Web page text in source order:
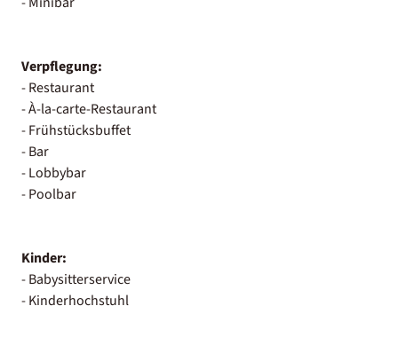
Verpflegung:
- Restaurant
- À-la-carte-Restaurant
- Frühstücksbuffet
- Bar
- Lobbybar
- Poolbar
Kinder:
- Babysitterservice
- Kinderhochstuhl